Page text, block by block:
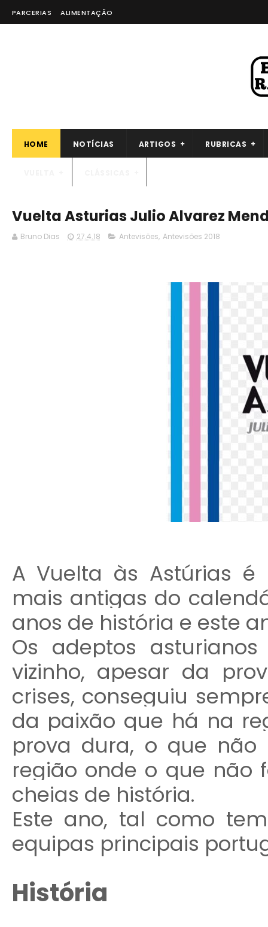
PARCERIAS ALIMENTAÇÃO
HOME NOTÍCIAS ARTIGOS RUBRICAS
Vuelta Asturias Julio Alvarez
Bruno Dias 27.4.18 Antevisões, Antevisões 2018
A Vuelta às Astúrias
mais antigas do
anos de história e este
Os adeptos
vizinho, apesar da
crises, conseguiu
da paixão que há na
prova dura, o que não
região onde o que não
cheias de história.
Este ano, tal como
equipas principais
História